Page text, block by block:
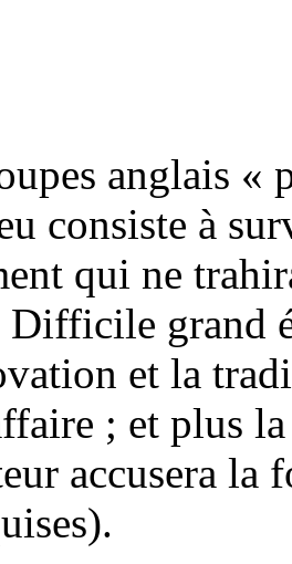
anglais «
consiste à
qui ne
grand
et la
; et plus
accusera la